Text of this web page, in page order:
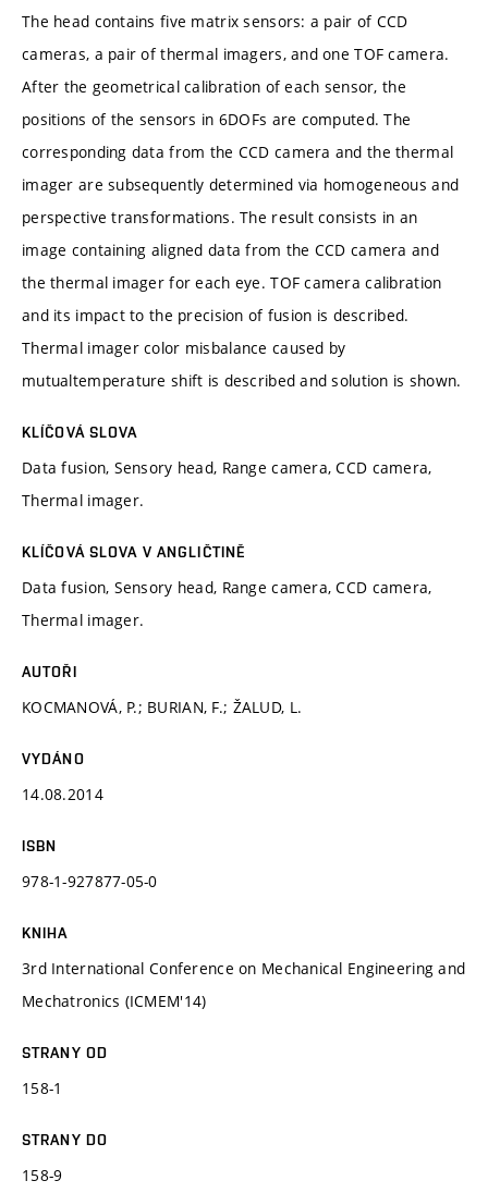
The head contains five matrix sensors: a pair of CCD
cameras, a pair of thermal imagers, and one TOF camera.
After the geometrical calibration of each sensor, the
positions of the sensors in 6DOFs are computed. The
corresponding data from the CCD camera and the thermal
imager are subsequently determined via homogeneous and
perspective transformations. The result consists in an
image containing aligned data from the CCD camera and
the thermal imager for each eye. TOF camera calibration
and its impact to the precision of fusion is described.
Thermal imager color misbalance caused by
mutualtemperature shift is described and solution is shown.
KLÍČOVÁ SLOVA
Data fusion, Sensory head, Range camera, CCD camera,
Thermal imager.
KLÍČOVÁ SLOVA V ANGLIČTINĚ
Data fusion, Sensory head, Range camera, CCD camera,
Thermal imager.
AUTOŘI
KOCMANOVÁ, P.; BURIAN, F.; ŽALUD, L.
VYDÁNO
14.08.2014
ISBN
978-1-927877-05-0
KNIHA
3rd International Conference on Mechanical Engineering and
Mechatronics (ICMEM'14)
STRANY OD
158-1
STRANY DO
158-9